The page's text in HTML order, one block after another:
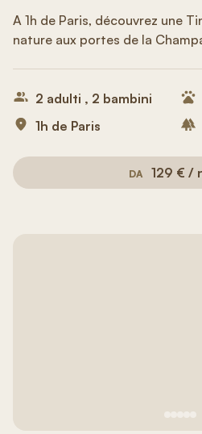
A 1h de Paris, découvrez une
nature aux portes de la
2 adulti , 2 bambini
1h de Paris
DA 129 € /